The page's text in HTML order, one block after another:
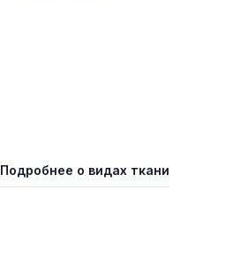
Подробнее о видах ткани